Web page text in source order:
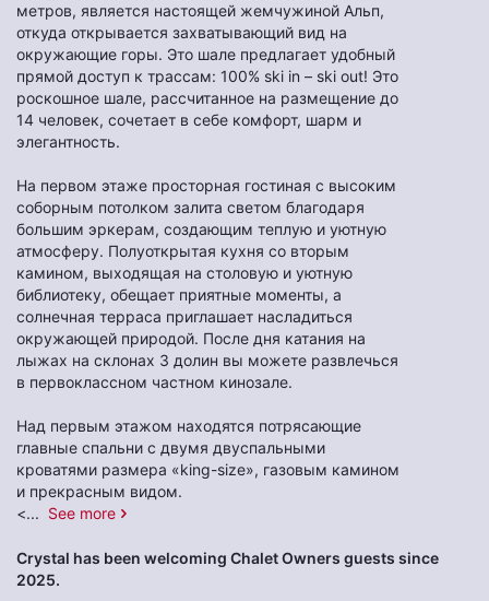
метров, является настоящей жемчужиной Альп,
откуда открывается захватывающий вид на
окружающие горы. Это шале предлагает удобный
прямой доступ к трассам: 100% ski in – ski out! Это
роскошное шале, рассчитанное на размещение до
14 человек, сочетает в себе комфорт, шарм и
элегантность.
На первом этаже просторная гостиная с высоким
соборным потолком залита светом благодаря
большим эркерам, создающим теплую и уютную
атмосферу. Полуоткрытая кухня со вторым
камином, выходящая на столовую и уютную
библиотеку, обещает приятные моменты, а
солнечная терраса приглашает насладиться
окружающей природой. После дня катания на
лыжах на склонах 3 долин вы можете развлечься
в первоклассном частном кинозале.
Над первым этажом находятся потрясающие
главные спальни с двумя двуспальными
кроватями размера «king-size», газовым камином
и прекрасным видом.
<... See more
Crystal has been welcoming Chalet Owners guests since
2025.